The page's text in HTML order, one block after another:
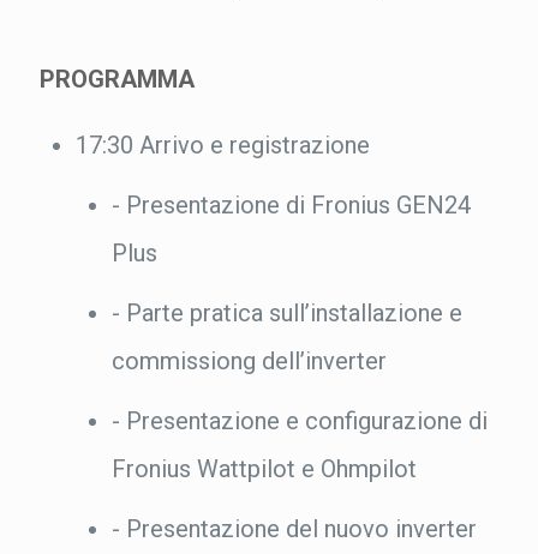
PROGRAMMA
17:30 Arrivo e registrazione
- Presentazione di Fronius GEN24
Plus
- Parte pratica sull’installazione e
commissiong dell’inverter
- Presentazione e configurazione di
Fronius Wattpilot e Ohmpilot
- Presentazione del nuovo inverter